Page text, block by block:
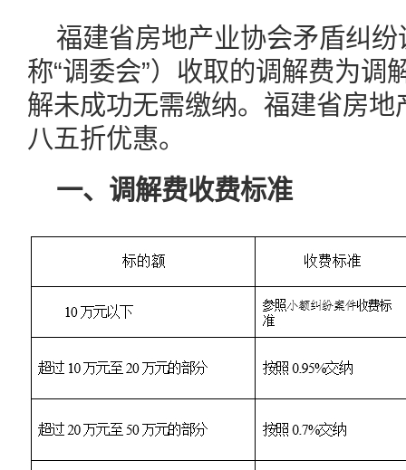
福建省房地产业协会矛盾纠
称“调委会”）收取的调解费为调
解未成功无需缴纳。福建省房
八五折优惠。
一、调解费收费标准